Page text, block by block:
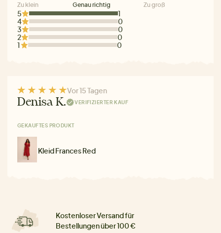
5
1
4
0
3
0
2
0
1
0
Zu klein Genau richtig Zu groß
Vor 15 Tagen
Denisa K. VERIFIZIERTER KAUF
GEKAUFTES PRODUKT
Kleid Frances Red
Kostenloser Versand für
Bestellungen über 100 €